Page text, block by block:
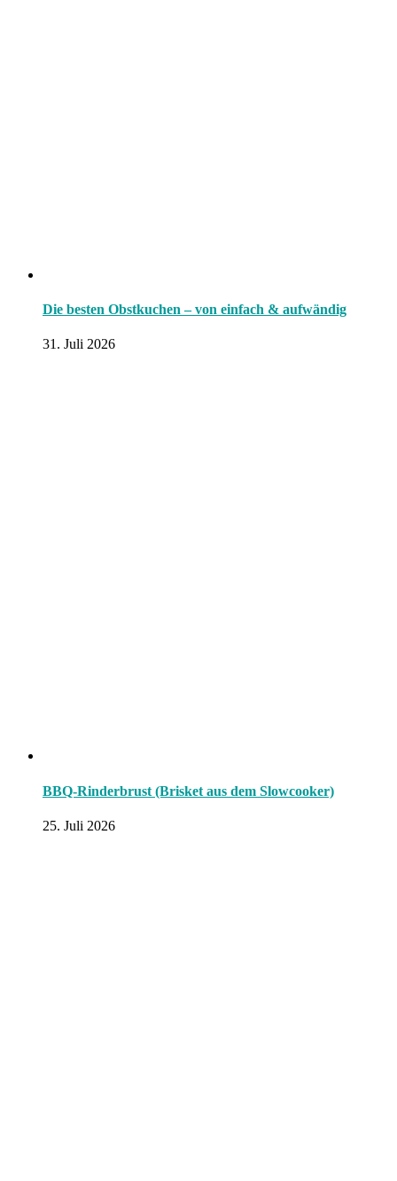
Die besten Obstkuchen – von einfach & aufwändig
31. Juli 2026
BBQ-Rinderbrust (Brisket aus dem Slowcooker)
25. Juli 2026